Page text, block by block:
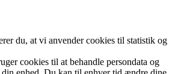
du, at vi anvender cookies til statistik og
cookies til at behandle persondata og